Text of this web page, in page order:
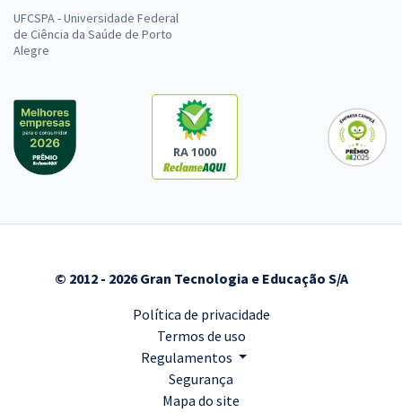
UFCSPA - Universidade Federal
de Ciência da Saúde de Porto
Alegre
RA 1000
© 2012 - 2026 Gran Tecnologia e Educação S/A
Política de privacidade
Termos de uso
Regulamentos
Segurança
Mapa do site